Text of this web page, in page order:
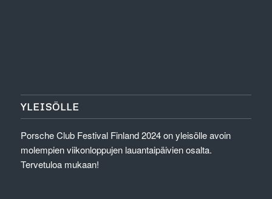
YLEISÖLLE
Porsche Club Festival Finland 2024 on yleisölle avoin
molempien viikonloppujen lauantaipäivien osalta.
Tervetuloa mukaan!